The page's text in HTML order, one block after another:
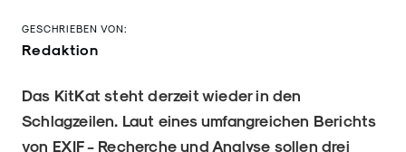
GESCHRIEBEN VON:
Redaktion
Das KitKat steht derzeit wieder in den
Schlagzeilen. Laut eines umfangreichen Berichts
von EXIF - Recherche und Analyse sollen drei